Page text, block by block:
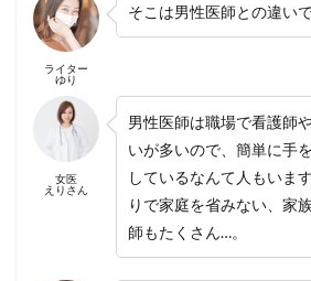
ライター
ゆり
そこは男性医師との違い
女医
えりさん
男性医師は職場で看護師
いが多いので、簡単に手
しているなんて人もいま
りで家庭を省みない、家
師もたくさん…。